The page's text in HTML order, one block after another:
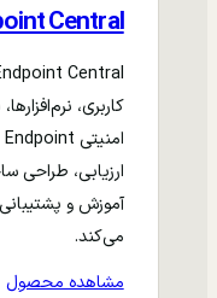
Central
کاربری،
ارزیابی، طراحی
می‌کند.
مشاهده محصول